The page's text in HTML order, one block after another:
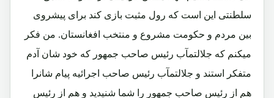
سلطنتی این است که رول مثبت بازی کند برای پیشروی
بین مردم و حکومت مشروع و منتخب افغانستان. من فکر
میکنم که جلالتمآب رئیس صاحب جمهور که خود شان آدم
متفکر استند و جلالتمآب رئیس صاحب اجرائیه پیام شانرا
هم از رئیس صاحب جمهور را شما شنیدید و هم از رئیس